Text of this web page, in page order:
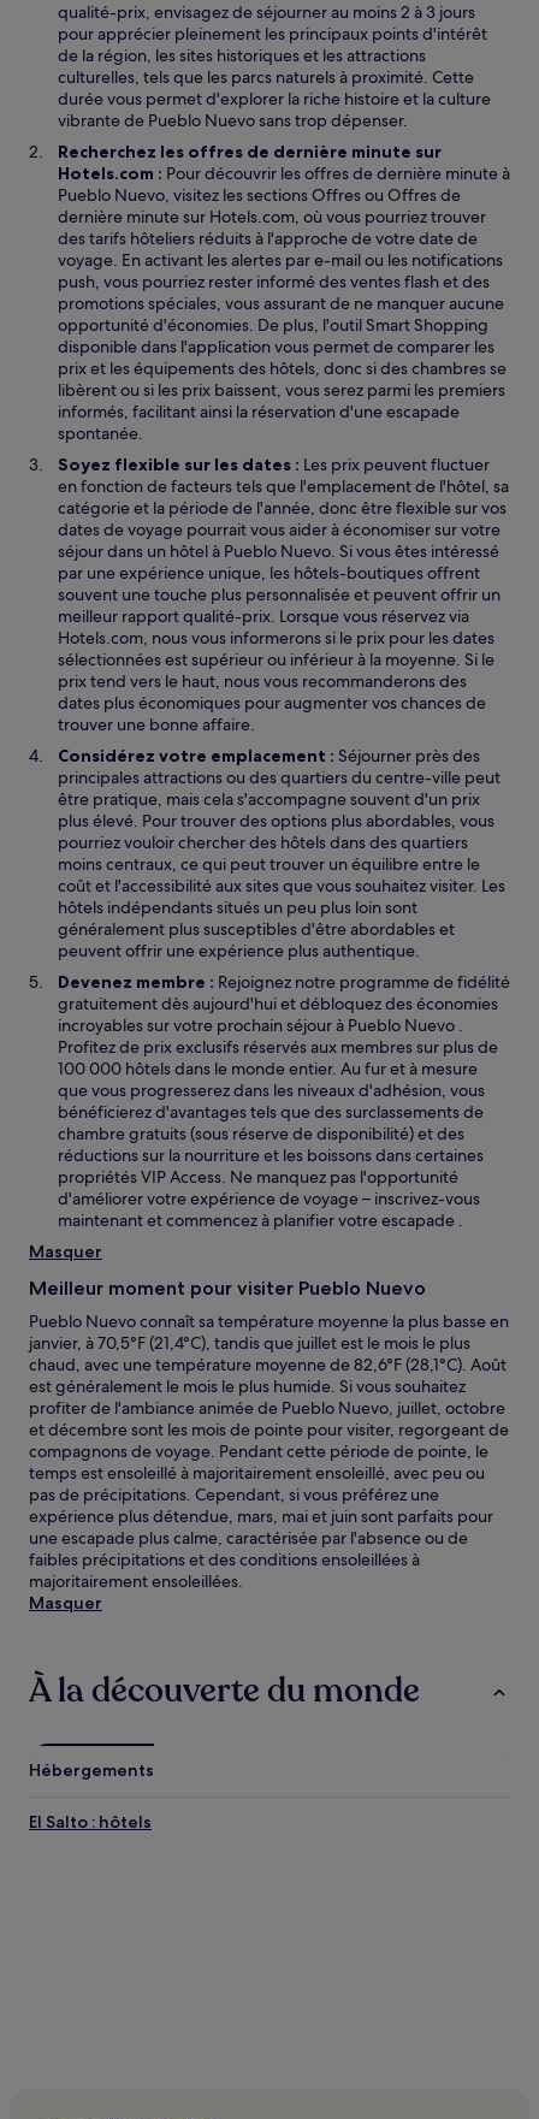
qualité-prix, envisagez de séjourner au moins 2 à 3 jours
pour apprécier pleinement les principaux points d'intérêt
de la région, les sites historiques et les attractions
culturelles, tels que les parcs naturels à proximité. Cette
durée vous permet d'explorer la riche histoire et la culture
vibrante de Pueblo Nuevo sans trop dépenser.
Recherchez les offres de dernière minute sur
Hotels.com : Pour découvrir les offres de dernière minute à
Pueblo Nuevo, visitez les sections Offres ou Offres de
dernière minute sur Hotels.com, où vous pourriez trouver
des tarifs hôteliers réduits à l'approche de votre date de
voyage. En activant les alertes par e-mail ou les notifications
push, vous pourriez rester informé des ventes flash et des
promotions spéciales, vous assurant de ne manquer aucune
opportunité d'économies. De plus, l'outil Smart Shopping
disponible dans l'application vous permet de comparer les
prix et les équipements des hôtels, donc si des chambres se
libèrent ou si les prix baissent, vous serez parmi les premiers
informés, facilitant ainsi la réservation d'une escapade
spontanée.
Soyez flexible sur les dates : Les prix peuvent fluctuer
en fonction de facteurs tels que l'emplacement de l'hôtel, sa
catégorie et la période de l'année, donc être flexible sur vos
dates de voyage pourrait vous aider à économiser sur votre
séjour dans un hôtel à Pueblo Nuevo. Si vous êtes intéressé
par une expérience unique, les hôtels-boutiques offrent
souvent une touche plus personnalisée et peuvent offrir un
meilleur rapport qualité-prix. Lorsque vous réservez via
Hotels.com, nous vous informerons si le prix pour les dates
sélectionnées est supérieur ou inférieur à la moyenne. Si le
prix tend vers le haut, nous vous recommanderons des
dates plus économiques pour augmenter vos chances de
trouver une bonne affaire.
Considérez votre emplacement : Séjourner près des
principales attractions ou des quartiers du centre-ville peut
être pratique, mais cela s'accompagne souvent d'un prix
plus élevé. Pour trouver des options plus abordables, vous
pourriez vouloir chercher des hôtels dans des quartiers
moins centraux, ce qui peut trouver un équilibre entre le
coût et l'accessibilité aux sites que vous souhaitez visiter. Les
hôtels indépendants situés un peu plus loin sont
généralement plus susceptibles d'être abordables et
peuvent offrir une expérience plus authentique.
Devenez membre : Rejoignez notre programme de fidélité
gratuitement dès aujourd'hui et débloquez des économies
incroyables sur votre prochain séjour à Pueblo Nuevo .
Profitez de prix exclusifs réservés aux membres sur plus de
100 000 hôtels dans le monde entier. Au fur et à mesure
que vous progresserez dans les niveaux d'adhésion, vous
bénéficierez d'avantages tels que des surclassements de
chambre gratuits (sous réserve de disponibilité) et des
réductions sur la nourriture et les boissons dans certaines
propriétés VIP Access. Ne manquez pas l'opportunité
d'améliorer votre expérience de voyage – inscrivez-vous
maintenant et commencez à planifier votre escapade .
Masquer
Meilleur moment pour visiter Pueblo Nuevo
Pueblo Nuevo connaît sa température moyenne la plus basse en
janvier, à 70,5°F (21,4°C), tandis que juillet est le mois le plus
chaud, avec une température moyenne de 82,6°F (28,1°C). Août
est généralement le mois le plus humide. Si vous souhaitez
profiter de l'ambiance animée de Pueblo Nuevo, juillet, octobre
et décembre sont les mois de pointe pour visiter, regorgeant de
compagnons de voyage. Pendant cette période de pointe, le
temps est ensoleillé à majoritairement ensoleillé, avec peu ou
pas de précipitations. Cependant, si vous préférez une
expérience plus détendue, mars, mai et juin sont parfaits pour
une escapade plus calme, caractérisée par l'absence ou de
faibles précipitations et des conditions ensoleillées à
majoritairement ensoleillées.
Masquer
À la découverte du monde
Hébergements
El Salto : hôtels